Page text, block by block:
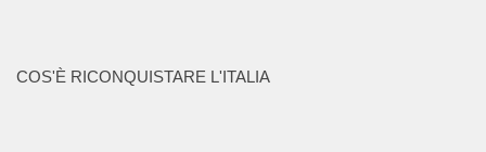
COS'È RICONQUISTARE L'ITALIA